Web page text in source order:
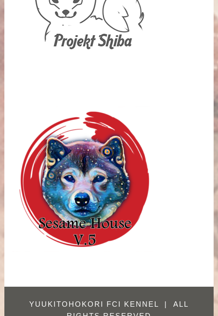
YUUKITOHOKORI FCI KENNEL |
ALL